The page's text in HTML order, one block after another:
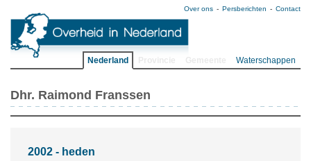
Over ons Persberichten Contact
Nederland Waterschappen
Dhr. Raimond Franssen
2002 - heden